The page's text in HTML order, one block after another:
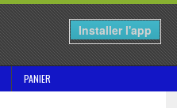
Installer l'app
PANIER